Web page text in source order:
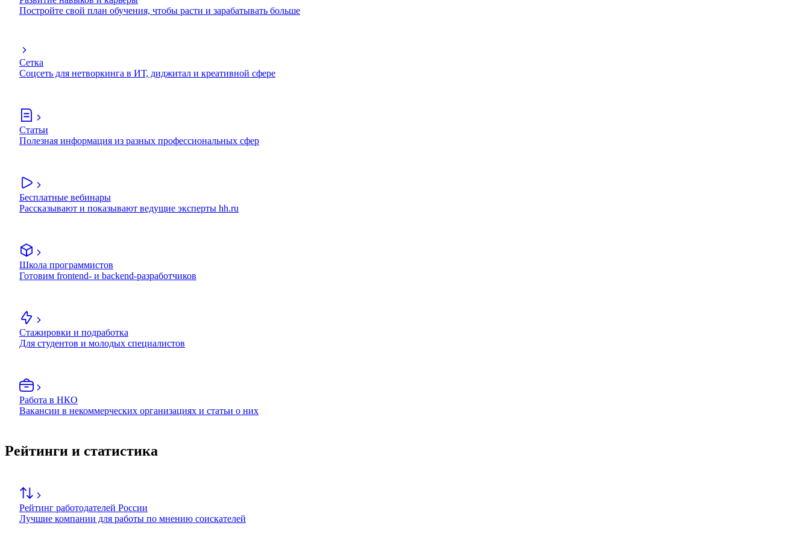
Постройте свой план обучения, чтобы расти и зарабатывать больше
Сетка
Соцсеть для нетворкинга в ИТ, диджитал и креативной сфере
Статьи
Полезная информация из разных профессиональных сфер
Бесплатные вебинары
Рассказывают и показывают ведущие эксперты hh.ru
Школа программистов
Готовим frontend- и backend-разработчиков
Стажировки и подработка
Для студентов и молодых специалистов
Работа в НКО
Вакансии в некоммерческих организациях и статьи о них
Рейтинги и статистика
Рейтинг работодателей России
Лучшие компании для работы по мнению соискателей